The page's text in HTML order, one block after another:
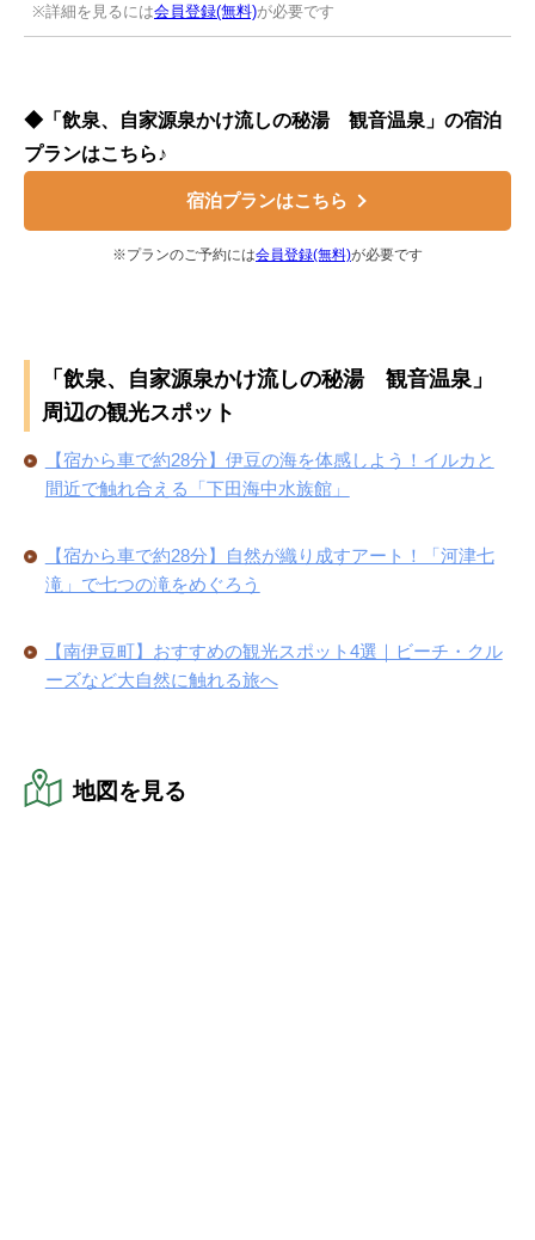
※詳細を見るには会員登録(無料)が必要です
◆「飲泉、自家源泉かけ流しの秘湯 観音温泉」の宿泊
プランはこちら♪
宿泊プランはこちら
※プランのご予約には会員登録(無料)が必要です
「飲泉、自家源泉かけ流しの秘湯 観音温泉」
周辺の観光スポット
【宿から車で約28分】伊豆の海を体感しよう！イルカと
間近で触れ合える「下田海中水族館」
【宿から車で約28分】自然が織り成すアート！「河津七
滝」で七つの滝をめぐろう
【南伊豆町】おすすめの観光スポット4選｜ビーチ・クル
ーズなど大自然に触れる旅へ
地図を見る